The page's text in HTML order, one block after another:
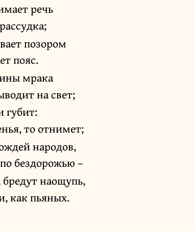
речь
позором
пояс.
мрака
на свет;
губит:
то отнимет;
народов,
бездорожью –
бредут наощупь,
как пьяных.